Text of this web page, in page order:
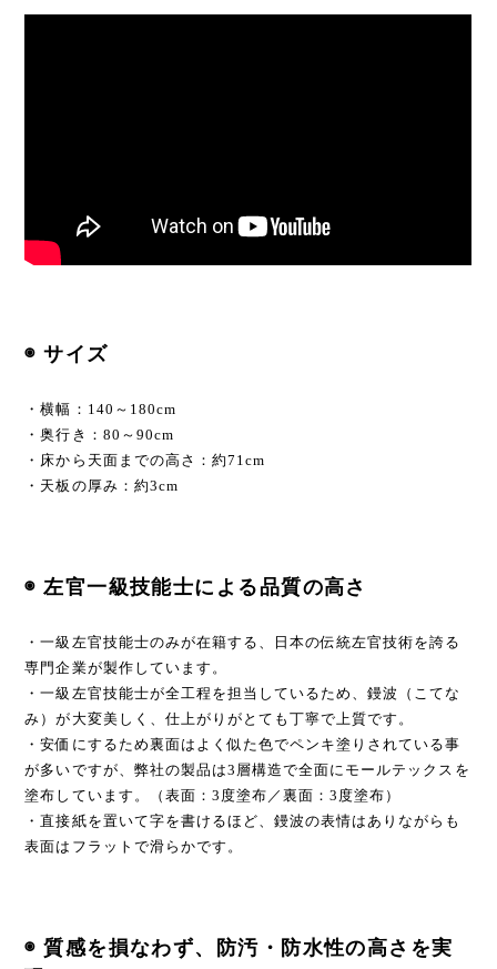
◉ サイズ
・横幅：140～180cm
・奥行き：80～90cm
・床から天面までの高さ：約71cm
・天板の厚み：約3cm
◉ 左官一級技能士による品質の高さ
・一級左官技能士のみが在籍する、日本の伝統左官技術を誇る
専門企業が製作しています。
・一級左官技能士が全工程を担当しているため、鏝波（こてな
み）が大変美しく、仕上がりがとても丁寧で上質です。
・安価にするため裏面はよく似た色でペンキ塗りされている事
が多いですが、弊社の製品は3層構造で全面にモールテックスを
塗布しています。（表面：3度塗布／裏面：3度塗布）
・直接紙を置いて字を書けるほど、鏝波の表情はありながらも
表面はフラットで滑らかです。
◉ 質感を損なわず、防汚・防水性の高さを実